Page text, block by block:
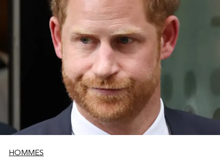
HOMMES